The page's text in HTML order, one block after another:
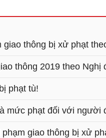
thông bị xử phạt
thông 2019 theo Nghị
phạt tù!
mức phạt đối với người
giao thông bị xử